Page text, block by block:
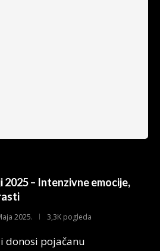
2025 – Intenzivne emocije,
2025. 3,3K pogleda
donosi pojačanu